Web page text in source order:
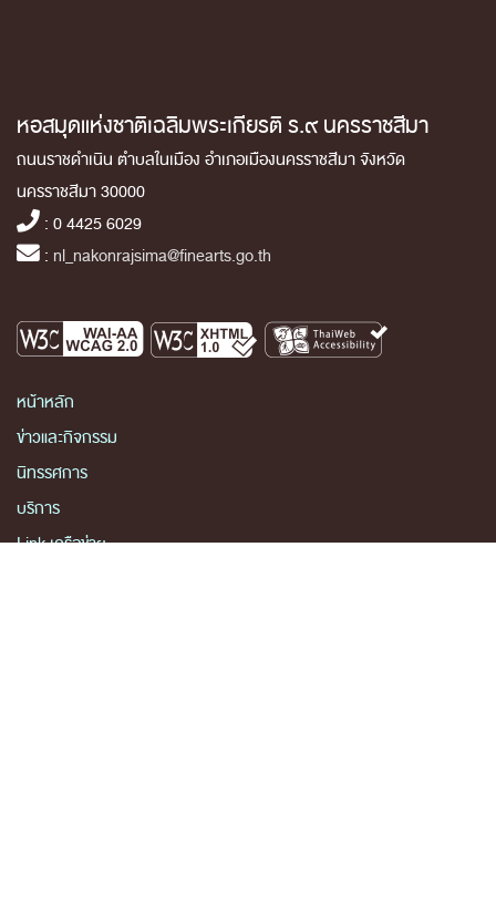
หอสมุดแห่งชาติเฉลิมพระเกียรติ ร.๙ นครราชสีมา
ถนนราชดำเนิน ตำบลในเมือง อำเภอเมืองนครราชสีมา จังหวัด
นครราชสีมา 30000
: 0 4425 6029
: nl_nakonrajsima@finearts.go.th
หน้าหลัก
ข่าวและกิจกรรม
นิทรรศการ
บริการ
Link เครือข่าย